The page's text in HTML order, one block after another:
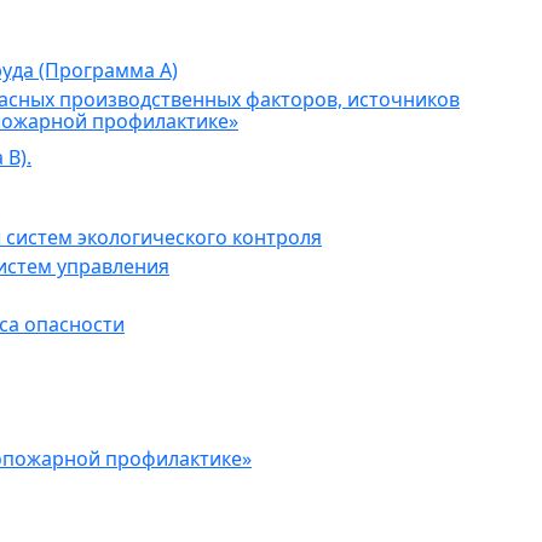
профилактике»
экологического контроля
управления
опасности
(Программа А)
производственных факторов, источников
В).
профилактике»